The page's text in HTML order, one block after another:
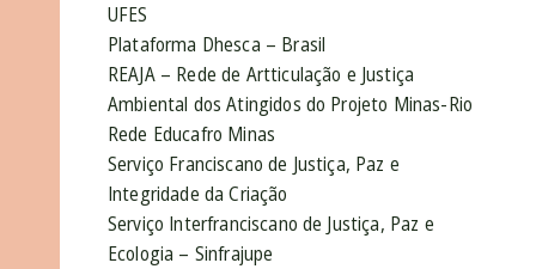
UFES
Plataforma Dhesca – Brasil
REAJA – Rede de Artticulação e Justiça
Ambiental dos Atingidos do Projeto Minas-Rio
Rede Educafro Minas
Serviço Franciscano de Justiça, Paz e
Integridade da Criação
Serviço Interfranciscano de Justiça, Paz e
Ecologia – Sinfrajupe